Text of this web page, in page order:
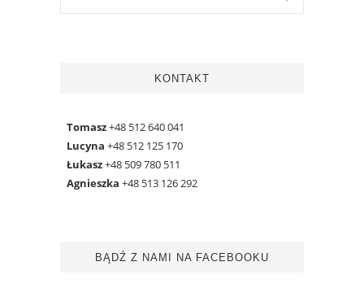
KONTAKT
Tomasz+48 512 640 041
Lucyna +48 512 125 170
Łukasz+48 509 780 511
Agnieszka +48 513 126 292
BĄDŹ Z NAMI NA FACEBOOKU